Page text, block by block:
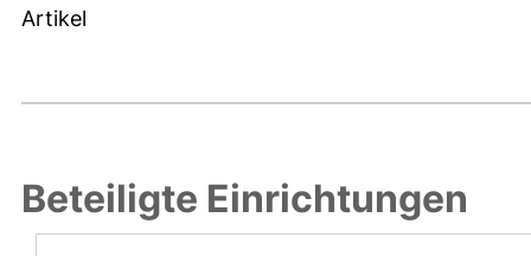
Artikel
Beteiligte Einrichtungen